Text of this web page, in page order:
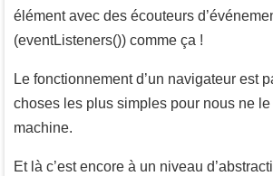
élément avec des écouteurs
(eventListeners()) comme ça !
Le fonctionnement d’un navigateur est
choses les plus simples pour nous ne
machine.
Et là c’est encore à un niveau